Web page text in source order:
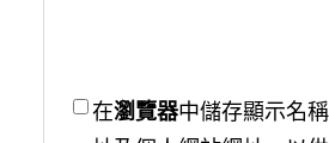
在瀏覽器中儲存顯示名